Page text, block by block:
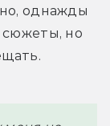
однажды
сюжеты, но